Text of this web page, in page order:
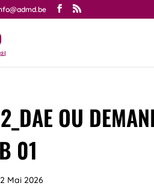
OU
01
Mai 2026